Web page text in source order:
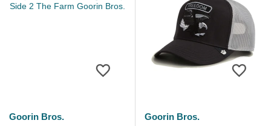
Goorin Bros.
Goorin Bros.